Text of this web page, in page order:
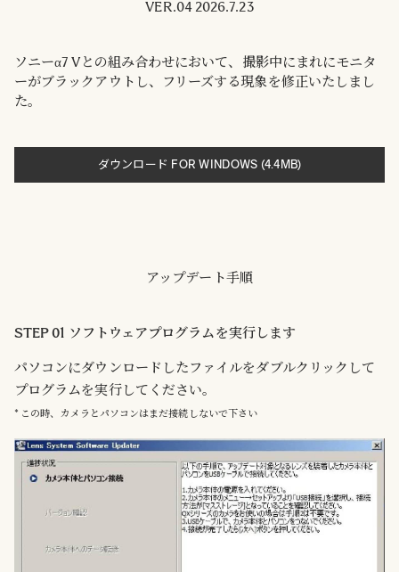
VER.04 2026.7.23
ソニーα7 Vとの組み合わせにおいて、撮影中にまれにモニタ
ーがブラックアウトし、フリーズする現象を修正いたしまし
た。
ダウンロード FOR WINDOWS (4.4MB)
アップデート手順
STEP 01 ソフトウェアプログラムを実行します
パソコンにダウンロードしたファイルをダブルクリックして
プログラムを実行してください。
* この時、カメラとパソコンはまだ接続しないで下さい